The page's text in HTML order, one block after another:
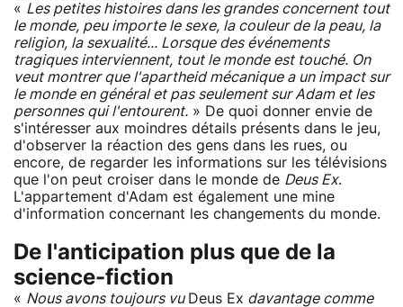
« Les petites histoires dans les grandes concernent tout
le monde, peu importe le sexe, la couleur de la peau, la
religion, la sexualité... Lorsque des événements
tragiques interviennent, tout le monde est touché. On
veut montrer que l'apartheid mécanique a un impact sur
le monde en général et pas seulement sur Adam et les
personnes qui l'entourent. » De quoi donner envie de
s'intéresser aux moindres détails présents dans le jeu,
d'observer la réaction des gens dans les rues, ou
encore, de regarder les informations sur les télévisions
que l'on peut croiser dans le monde de Deus Ex.
L'appartement d'Adam est également une mine
d'information concernant les changements du monde.
De l'anticipation plus que de la
science-fiction
« Nous avons toujours vu Deus Ex davantage comme